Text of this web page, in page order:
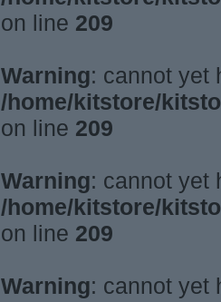
on line 209
Warning: cannot yet
/home/kitstore/
on line 209
Warning: cannot yet
/home/kitstore/
on line 209
Warning: cannot yet